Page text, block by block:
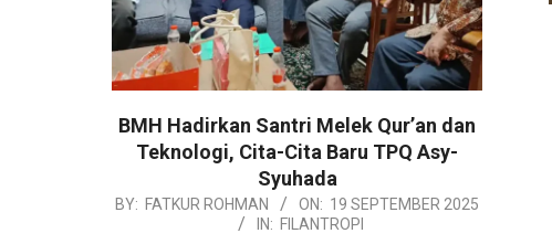
BMH Hadirkan Santri Melek Qur’an dan
Teknologi, Cita-Cita Baru TPQ Asy-
Syuhada
2025-
BY: FATKUR ROHMAN ON: 19 SEPTEMBER 2025
IN: FILANTROPI